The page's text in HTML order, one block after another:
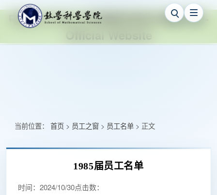
中国·ok138cn太阳集团(股份)有限公司-
当前位置：首页 > 员工之窗 > 员工名单 > 正文
1985届员工名单
时间： 2024/10/30点击数：